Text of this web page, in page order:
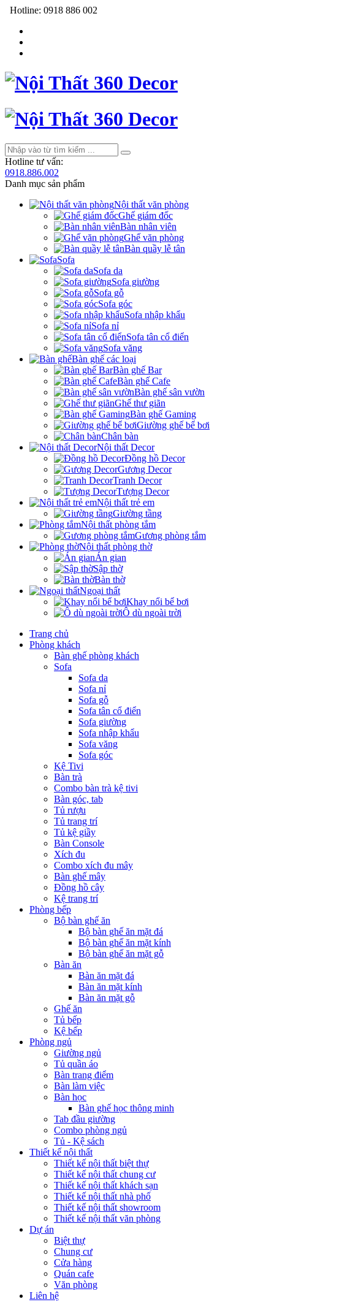
Hotline: 0918 886 002
Hotline tư vấn:
0918.886.002
Danh mục sản phẩm
Nội thất văn phòng
Ghế giám đốc
Bàn nhân viên
Ghế văn phòng
Bàn quầy lễ tân
Sofa
Sofa da
Sofa giường
Sofa gỗ
Sofa góc
Sofa nhập khẩu
Sofa nỉ
Sofa tân cổ điển
Sofa văng
Bàn ghế các loại
Bàn ghế Bar
Bàn ghế Cafe
Bàn ghế sân vườn
Ghế thư giãn
Bàn ghế Gaming
Giường ghế bể bơi
Chân bàn
Nội thất Decor
Đồng hồ Decor
Gương Decor
Tranh Decor
Tượng Decor
Nội thất trẻ em
Giường tầng
Nội thất phòng tắm
Gương phòng tắm
Nội thất phòng thờ
Án gian
Sập thờ
Bàn thờ
Ngoại thất
Khay nổi bể bơi
Ô dù ngoài trời
Trang chủ
Phòng khách
Bàn ghế phòng khách
Sofa
Sofa da
Sofa nỉ
Sofa gỗ
Sofa tân cổ điển
Sofa giường
Sofa nhập khẩu
Sofa văng
Sofa góc
Kệ Tivi
Bàn trà
Combo bàn trà kệ tivi
Bàn góc, tab
Tủ rượu
Tủ trang trí
Tủ kệ giầy
Bàn Console
Xích đu
Combo xích đu mây
Bàn ghế mây
Đồng hồ cây
Kệ trang trí
Phòng bếp
Bộ bàn ghế ăn
Bộ bàn ghế ăn mặt đá
Bộ bàn ghế ăn mặt kính
Bộ bàn ghế ăn mặt gỗ
Bàn ăn
Bàn ăn mặt đá
Bàn ăn mặt kính
Bàn ăn mặt gỗ
Ghế ăn
Tủ bếp
Kệ bếp
Phòng ngủ
Giường ngủ
Tủ quần áo
Bàn trang điểm
Bàn làm việc
Bàn học
Bàn ghế học thông minh
Tab đầu giường
Combo phòng ngủ
Tủ - Kệ sách
Thiết kế nội thất
Thiết kế nội thất biệt thự
Thiết kế nội thất chung cư
Thiết kế nội thất khách sạn
Thiết kế nội thất nhà phố
Thiết kế nội thất showroom
Thiết kế nội thất văn phòng
Dự án
Biệt thự
Chung cư
Cửa hàng
Quán cafe
Văn phòng
Liên hệ